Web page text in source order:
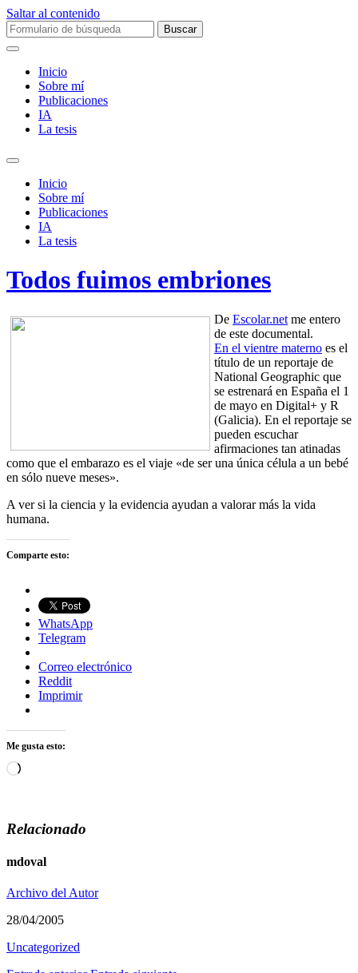
Saltar al contenido
Buscar:
Inicio
Sobre mí­
Publicaciones
IA
La tesis
Alternar
campo
búsqueda
Inicio
Sobre mí­
Publicaciones
IA
La tesis
Todos fuimos embriones
De Escolar.net me entero
de este documental.
En el vientre materno es el
título de un reportaje de
National Geographic que
se estrenará en España el 1
de mayo en Digital+ y R
(Galicia). En el reportaje se
pueden escuchar
afirmaciones tan atinadas
como que el embarazo es el viaje «de ser una única célula a un bebé
en sólo nueve meses».
A ver si la ciencia y la evidencia ayudan a valorar más la vida
humana.
Comparte esto:
WhatsApp
Telegram
Correo electrónico
Reddit
Imprimir
Me gusta esto:
Cargando...
Relacionado
mdoval
Archivo del Autor
28/04/2005
Uncategorized